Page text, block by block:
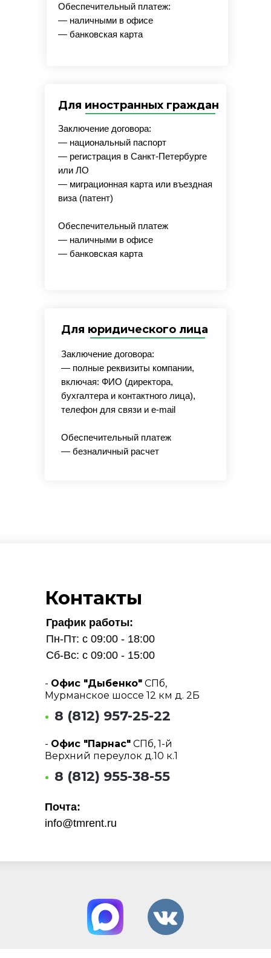
Для иностранных граждан
Для юридического лица
Обеспечительный платеж:
— наличными в офисе
— банковская карта
Заключение договора:
— национальный паспорт
— регистрация в Санкт-Петербурге
или ЛО
— миграционная карта или въездная
виза (патент)
Обеспечительный платеж
— наличными в офисе
— банковская карта
Заключение договора:
— полные реквизиты компании,
включая: ФИО (директора,
бухгалтера и контактного лица),
телефон для связи и e-mail
Обеспечительный платеж
— безналичный расчет
Контакты
Почта:
info@tmrent.ru
График работы:
Пн-Пт: с 09:00 - 18:00
Сб-Вс: с 09:00 - 15:00
- Офис "Парнас" СПб, 1-й
Верхний переулок д.10 к.1
- Офис "Дыбенко" СПб,
Мурманское шоссе 12 км д. 2Б
8 (812) 957-25-22
8 (812) 955-38-55